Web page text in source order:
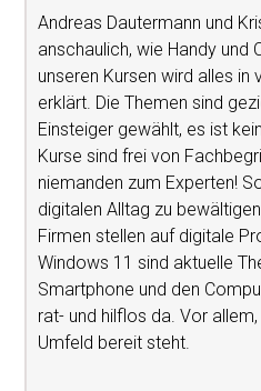
Andreas Dautermann und
anschaulich, wie Handy und
unseren Kursen wird alles in
erklärt. Die Themen sind
Einsteiger gewählt, es ist
Kurse sind frei von
niemanden zum Experten!
digitalen Alltag zu
Firmen stellen auf digitale
Windows 11 sind aktuelle
Smartphone und den
rat- und hilflos da. Vor
Umfeld bereit steht.